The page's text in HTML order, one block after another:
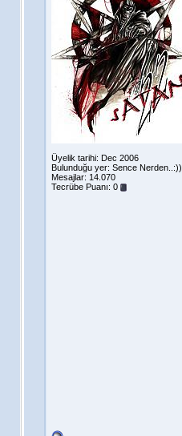
Üyelik tarihi: Dec 2006
Bulunduğu yer: Sence Nerden..:))
Mesajlar: 14.070
Tecrübe Puanı: 0